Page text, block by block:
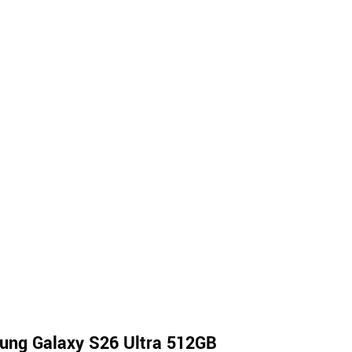
Galaxy S26 Ultra 512GB